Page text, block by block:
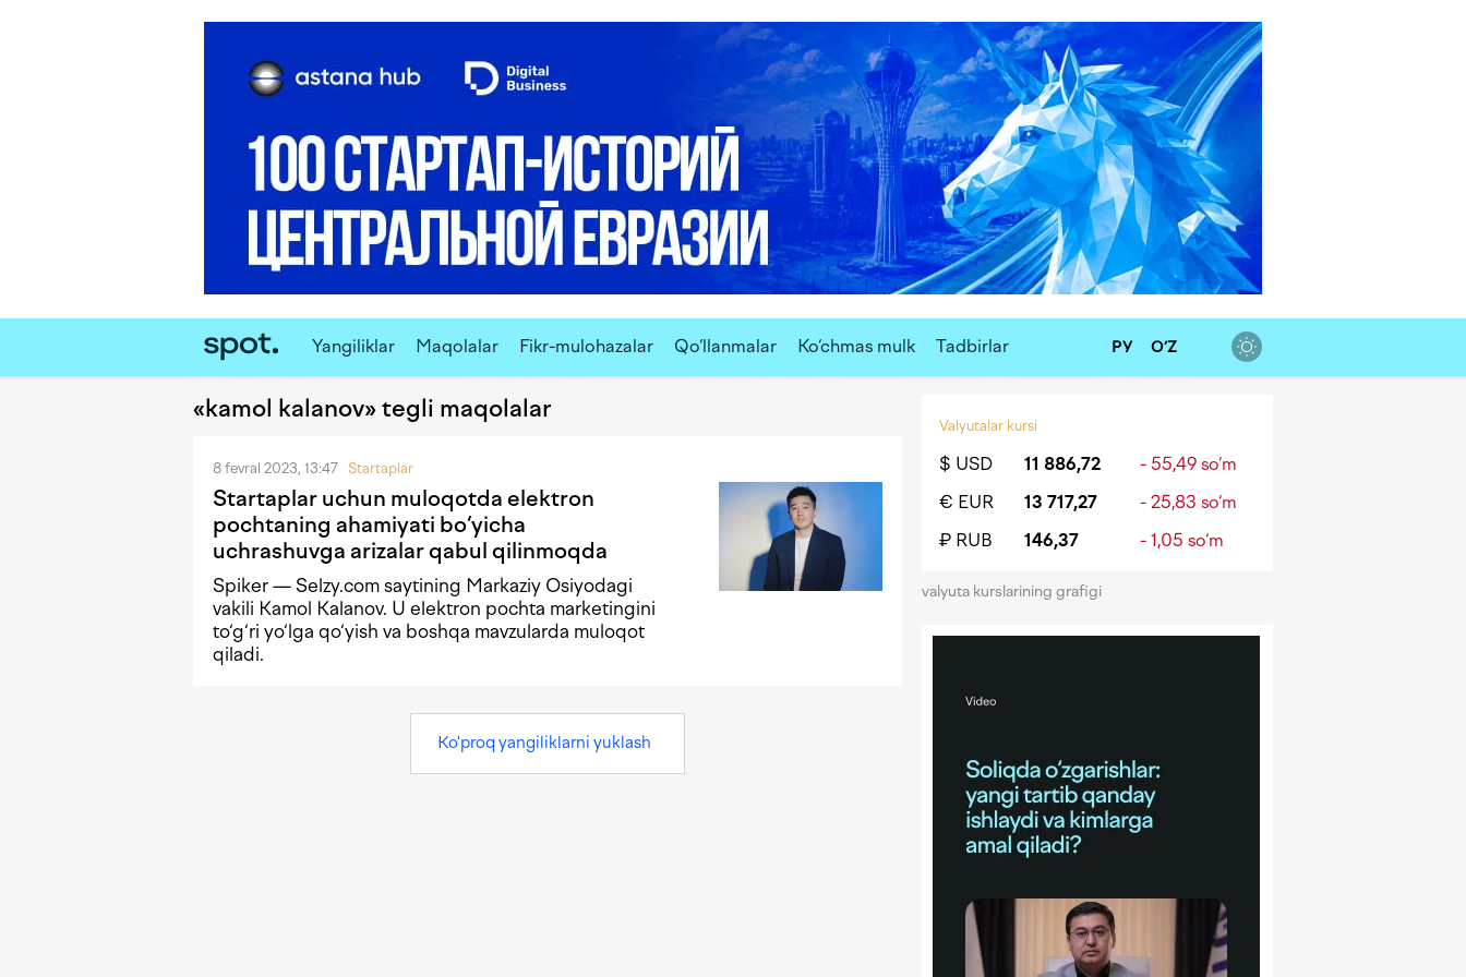
Yangiliklar Maqolalar Fikr-mulohazalar Qo‘llanmalar Ko‘chmas mulk Tadbirlar РУ O‘Z
«kamol kalanov» tegli maqolalar
8 fevral 2023, 13:47 Startaplar
Startaplar uchun muloqotda elektron
pochtaning ahamiyati bo‘yicha
uchrashuvga arizalar qabul qilinmoqda
Spiker — Selzy.com saytining Markaziy Osiyodagi
vakili Kamol Kalanov. U elektron pochta marketingini
to‘g‘ri yo‘lga qo‘yish va boshqa mavzularda muloqot
qiladi.
Ko'proq yangiliklarni yuklash
Valyutalar kursi
$ USD 11 886,72
- 55,49 so‘m
€ EUR
13 717,27
- 25,83 so‘m
₽ RUB
146,37 - 1,05 so‘m
valyuta kurslarining grafigi